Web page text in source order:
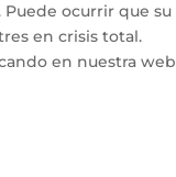
Puede ocurrir que
en crisis total.
en nuestra